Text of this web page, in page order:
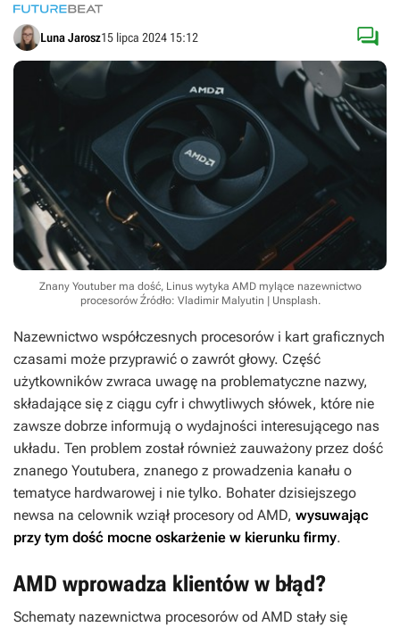
Luna Jarosz15 lipca 2024 15:12 
Znany Youtuber ma dość, Linus wytyka AMD mylące nazewnictwo
procesorów Źródło: Vladimir Malyutin | Unsplash.
Nazewnictwo współczesnych procesorów i kart graficznych
czasami może przyprawić o zawrót głowy. Część
użytkowników zwraca uwagę na problematyczne nazwy,
składające się z ciągu cyfr i chwytliwych słówek, które nie
zawsze dobrze informują o wydajności interesującego nas
układu. Ten problem został również zauważony przez dość
znanego Youtubera, znanego z prowadzenia kanału o
tematyce hardwarowej i nie tylko. Bohater dzisiejszego
newsa na celownik wziął procesory od AMD, wysuwając
przy tym dość mocne oskarżenie w kierunku firmy.
AMD wprowadza klientów w błąd?
Schematy nazewnictwa procesorów od AMD stały się